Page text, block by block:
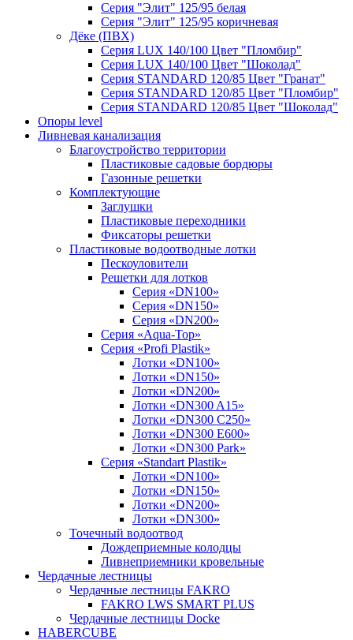
Серия "Элит" 125/95 белая
Серия "Элит" 125/95 коричневая
Дёке (ПВХ)
Серия LUX 140/100 Цвет "Пломбир"
Серия LUX 140/100 Цвет "Шоколад"
Серия STANDARD 120/85 Цвет "Гранат"
Серия STANDARD 120/85 Цвет "Пломбир"
Серия STANDARD 120/85 Цвет "Шоколад"
Опоры level
Ливневая канализация
Благоустройство территории
Пластиковые садовые бордюры
Газонные решетки
Комплектующие
Заглушки
Пластиковые переходники
Фиксаторы решетки
Пластиковые водоотводные лотки
Пескоуловители
Решетки для лотков
Серия «DN100»
Серия «DN150»
Серия «DN200»
Серия «Aqua-Top»
Серия «Profi Plastik»
Лотки «DN100»
Лотки «DN150»
Лотки «DN200»
Лотки «DN300 A15»
Лотки «DN300 C250»
Лотки «DN300 E600»
Лотки «DN300 Park»
Серия «Standart Plastik»
Лотки «DN100»
Лотки «DN150»
Лотки «DN200»
Лотки «DN300»
Точечный водоотвод
Дождеприемные колодцы
Ливнеприемники кровельные
Чердачные лестницы
Чердачные лестницы FAKRO
FAKRO LWS SMART PLUS
Чердачные лестницы Docke
HABERCUBE